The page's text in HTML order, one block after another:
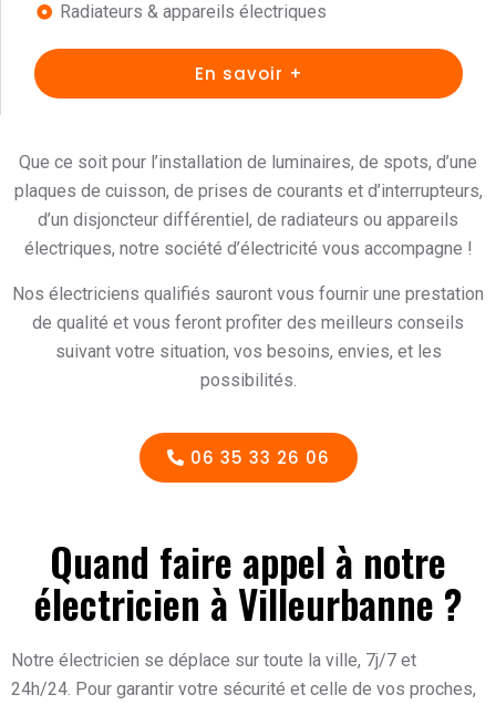
Radiateurs & appareils électriques
En savoir +
Que ce soit pour l’installation de luminaires, de spots, d’une
plaques de cuisson, de prises de courants et d’interrupteurs,
d’un disjoncteur différentiel, de radiateurs ou appareils
électriques, notre société d’électricité vous accompagne !
Nos électriciens qualifiés sauront vous fournir une prestation
de qualité et vous feront profiter des meilleurs conseils
suivant votre situation, vos besoins, envies, et les
possibilités.
06 35 33 26 06
Quand faire appel à notre
électricien à Villeurbanne ?
Notre électricien se déplace sur toute la ville, 7j/7 et
24h/24. Pour garantir votre sécurité et celle de vos proches,